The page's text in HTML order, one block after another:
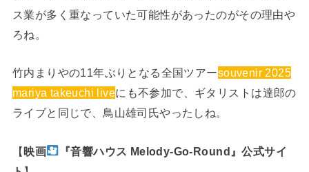
ス業が多く重なっていた可能性があったのがその理由や
ろね。
竹内まりやの11年ぶりとなる全国ツアーsouvenir 2025
mariya takeuchi liveにも不参加で、ギタリストは達郎の
ライブと同じで、鳥山雄司氏やったしね。
【映画
『音響ハウス Melody-Go-Round』公式サイ